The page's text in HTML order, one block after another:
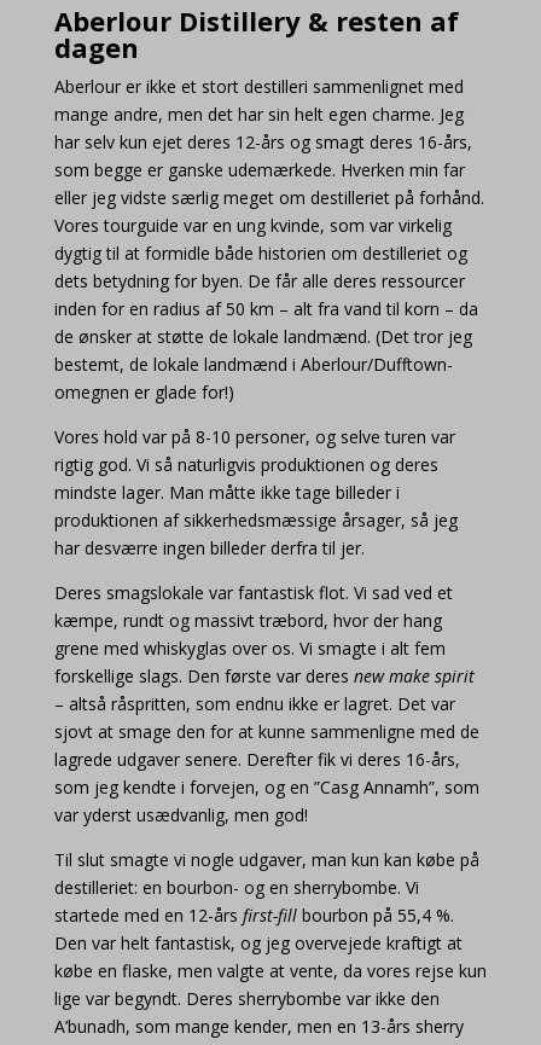
Aberlour Distillery & resten af
dagen
Aberlour er ikke et stort destilleri sammenlignet med
mange andre, men det har sin helt egen charme. Jeg
har selv kun ejet deres 12-års og smagt deres 16-års,
som begge er ganske udemærkede. Hverken min far
eller jeg vidste særlig meget om destilleriet på forhånd.
Vores tourguide var en ung kvinde, som var virkelig
dygtig til at formidle både historien om destilleriet og
dets betydning for byen. De får alle deres ressourcer
inden for en radius af 50 km – alt fra vand til korn – da
de ønsker at støtte de lokale landmænd. (Det tror jeg
bestemt, de lokale landmænd i Aberlour/Dufftown-
omegnen er glade for!)
Vores hold var på 8-10 personer, og selve turen var
rigtig god. Vi så naturligvis produktionen og deres
mindste lager. Man måtte ikke tage billeder i
produktionen af sikkerhedsmæssige årsager, så jeg
har desværre ingen billeder derfra til jer.
Deres smagslokale var fantastisk flot. Vi sad ved et
kæmpe, rundt og massivt træbord, hvor der hang
grene med whiskyglas over os. Vi smagte i alt fem
forskellige slags. Den første var deres new make spirit
– altså råspritten, som endnu ikke er lagret. Det var
sjovt at smage den for at kunne sammenligne med de
lagrede udgaver senere. Derefter fik vi deres 16-års,
som jeg kendte i forvejen, og en ”Casg Annamh”, som
var yderst usædvanlig, men god!
Til slut smagte vi nogle udgaver, man kun kan købe på
destilleriet: en bourbon- og en sherrybombe. Vi
startede med en 12-års first-fillbourbon på 55,4 %.
Den var helt fantastisk, og jeg overvejede kraftigt at
købe en flaske, men valgte at vente, da vores rejse kun
lige var begyndt. Deres sherrybombe var ikke den
A’bunadh, som mange kender, men en 13-års sherry